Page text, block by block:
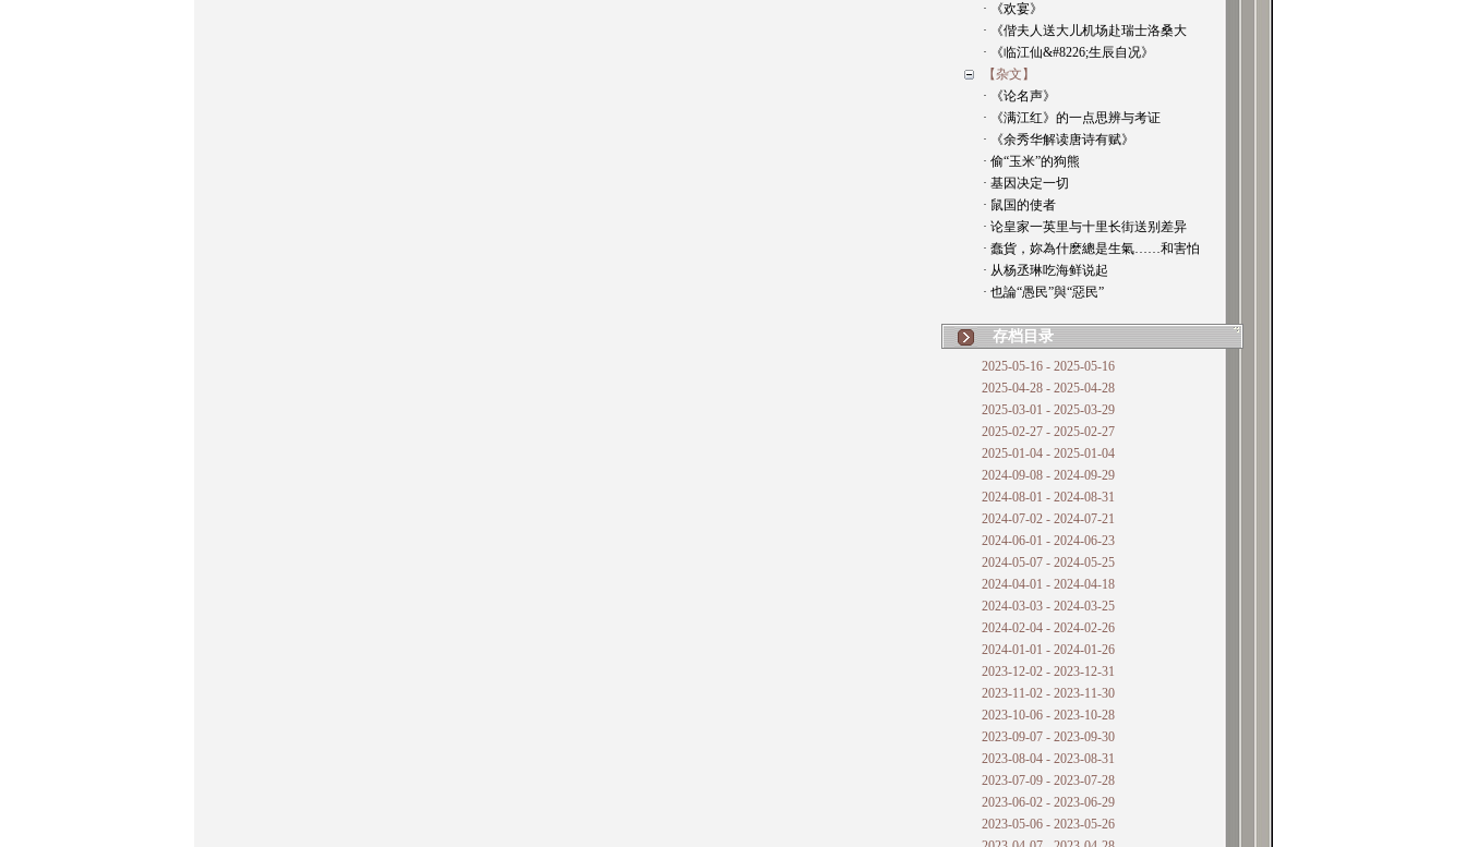
· 《欢宴》
· 《偕夫人送大儿机场赴瑞士洛桑大
· 《临江仙&#8226;生辰自况》
【杂文】
· 《论名声》
· 《满江红》的一点思辨与考证
· 《余秀华解读唐诗有赋》
· 偷“玉米”的狗熊
· 基因决定一切
· 鼠国的使者
· 论皇家一英里与十里长街送别差异
· 蠢貨，妳為什麽總是生氣……和害怕
· 从杨丞琳吃海鲜说起
· 也論“愚民”與“惡民”
存档目录
2025-05-16 - 2025-05-16
2025-04-28 - 2025-04-28
2025-03-01 - 2025-03-29
2025-02-27 - 2025-02-27
2025-01-04 - 2025-01-04
2024-09-08 - 2024-09-29
2024-08-01 - 2024-08-31
2024-07-02 - 2024-07-21
2024-06-01 - 2024-06-23
2024-05-07 - 2024-05-25
2024-04-01 - 2024-04-18
2024-03-03 - 2024-03-25
2024-02-04 - 2024-02-26
2024-01-01 - 2024-01-26
2023-12-02 - 2023-12-31
2023-11-02 - 2023-11-30
2023-10-06 - 2023-10-28
2023-09-07 - 2023-09-30
2023-08-04 - 2023-08-31
2023-07-09 - 2023-07-28
2023-06-02 - 2023-06-29
2023-05-06 - 2023-05-26